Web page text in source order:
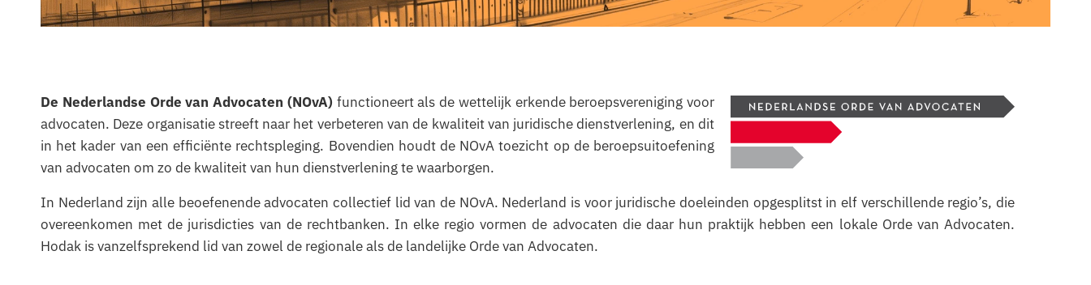
De Nederlandse Orde van Advocaten (NOvA) functioneert als de wettelijk erkende beroepsvereniging voor
advocaten. Deze organisatie streeft naar het verbeteren van de kwaliteit van juridische dienstverlening, en dit
in het kader van een efficiënte rechtspleging. Bovendien houdt de NOvA toezicht op de beroepsuitoefening
van advocaten om zo de kwaliteit van hun dienstverlening te waarborgen.
In Nederland zijn alle beoefenende advocaten collectief lid van de NOvA. Nederland is voor juridische doeleinden opgesplitst in elf verschillende regio’s, die
overeenkomen met de jurisdicties van de rechtbanken. In elke regio vormen de advocaten die daar hun praktijk hebben een lokale Orde van Advocaten.
Hodak is vanzelfsprekend lid van zowel de regionale als de landelijke Orde van Advocaten.